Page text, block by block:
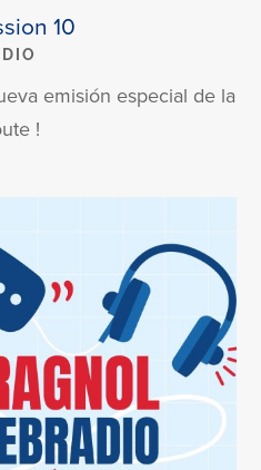
10
emisión especial de la
!